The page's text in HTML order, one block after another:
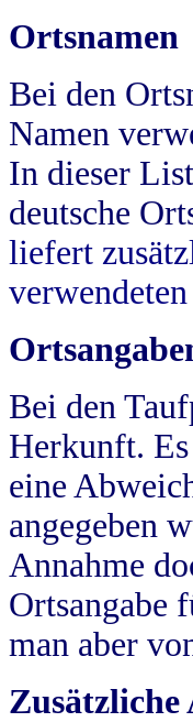
Ortsnamen
Bei den
Namen
In dieser
deutsche
liefert
Bei den
Herkunft.
eine
angegeben
Annahme
Ortsangabe
man aber